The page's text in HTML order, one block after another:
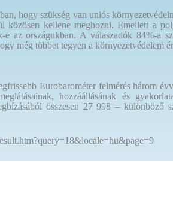
hogy szükség van uniós
közösen kellene meghozni. Emellett a
e az országukban. A válaszadók 84%-
még többet tegyen a környezetvédelem
Eurobarométer felmérés három
hozzáállásának és
összesen 27 998 – különböző